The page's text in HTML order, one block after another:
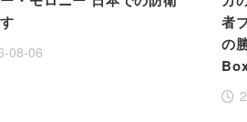
08-06
者
の